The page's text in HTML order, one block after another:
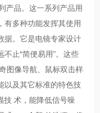
产品。这一系列产品用
有多种功能发挥其使用
据。它是电镜专家设计
不止“简便易用"。这些
图像导航、鼠标双击样
以及其它标准的特色技
技 术，能降低信号噪